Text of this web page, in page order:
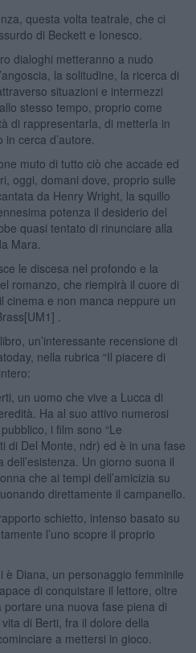
questa volta teatrale, che ci
di Beckett e Ionesco.
dialoghi metteranno a nudo
la solitudine, la ricerca di
situazioni e intermezzi
stesso tempo, proprio come
di rappresentarla, di metterla in
cerca d’autore.
muto di tutto ciò che accade ed
oggi, domani dove, proprio sulle
da Henry Wright, la squillo
potenza il desiderio del
quasi tentato di rinunciare alla
Mara.
le discesa nel profondo e la
romanzo, che riempirà il cuore di
cinema e non manca neppure un
.
un’interessante recensione di
nella rubrica “Il piacere di
un uomo che vive a Lucca di
Ha al suo attivo numerosi
i film sono “Le
di Del Monte, ndr) ed è in una fase
Un giorno suona il
che ai tempi dell’amicizia su
direttamente il campanello.
schietto, intenso basato su
l’uno scopre il proprio
Diana, un personaggio femminile
di conquistare il lettore, oltre
una nuova fase piena di
di Berti, fra il dolore della
a mettersi in gioco.